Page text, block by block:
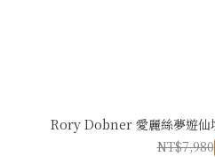
Rory Dobner 愛麗絲夢遊仙
NT$7,980